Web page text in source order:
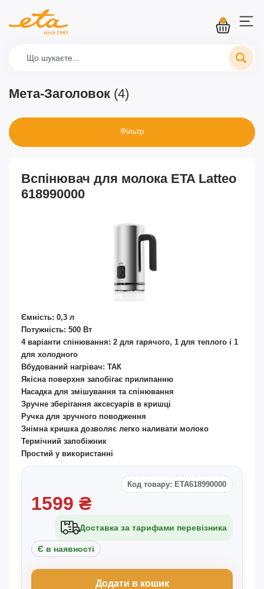
Мета-Заголовок (4)
Фільтр
Вспінювач для молока ETA Latteo
618990000
Ємність: 0,3 л
Потужність: 500 Вт
4 варіанти спінювання: 2 для гарячого, 1 для теплого і 1
для холодного
Вбудований нагрівач: ТАК
Якісна поверхня запобігає прилипанню
Насадка для змішування та спінювання
Зручне зберігання аксесуарів в кришці
Ручка для зручного поводження
Знімна кришка дозволяє легко наливати молоко
Термічний запобіжник
Простий у використанні
Код товару: ETA618990000
1599 ₴
Доставка за тарифами перевізника
Є в наявності
Додати в кошик